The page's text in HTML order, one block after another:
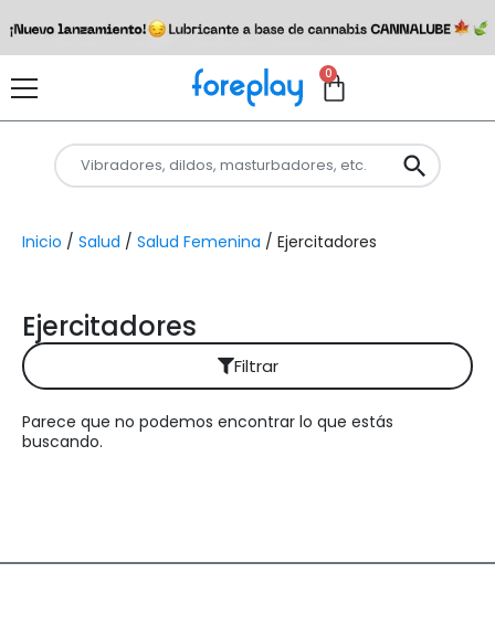
0
Inicio / Salud / Salud Femenina / Ejercitadores
Ejercitadores
Filtrar
Reiniciar filtros
Parece que no podemos encontrar lo que estás
buscando.